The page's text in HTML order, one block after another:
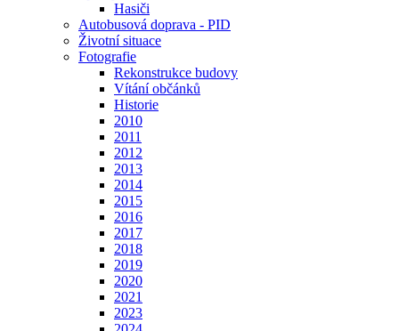
Hasiči
Autobusová doprava - PID
Životní situace
Fotografie
Rekonstrukce budovy
Vítání občánků
Historie
2010
2011
2012
2013
2014
2015
2016
2017
2018
2019
2020
2021
2023